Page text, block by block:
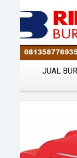
JUAL